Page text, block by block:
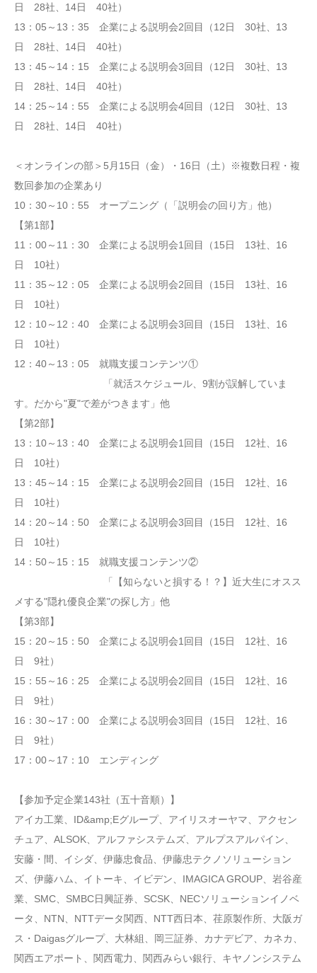
日 28社、14日 40社）
13：05～13：35 企業による説明会2回目（12日 30社、13
日 28社、14日 40社）
13：45～14：15 企業による説明会3回目（12日 30社、13
日 28社、14日 40社）
14：25～14：55 企業による説明会4回目（12日 30社、13
日 28社、14日 40社）
＜オンラインの部＞5月15日（金）・16日（土）※複数日程・複
数回参加の企業あり
10：30～10：55 オープニング（「説明会の回り方」他）
【第1部】
11：00～11：30 企業による説明会1回目（15日 13社、16
日 10社）
11：35～12：05 企業による説明会2回目（15日 13社、16
日 10社）
12：10～12：40 企業による説明会3回目（15日 13社、16
日 10社）
12：40～13：05 就職支援コンテンツ①
「就活スケジュール、9割が誤解していま
す。だから"夏"で差がつきます」他
【第2部】
13：10～13：40 企業による説明会1回目（15日 12社、16
日 10社）
13：45～14：15 企業による説明会2回目（15日 12社、16
日 10社）
14：20～14：50 企業による説明会3回目（15日 12社、16
日 10社）
14：50～15：15 就職支援コンテンツ②
「【知らないと損する！？】近大生にオスス
メする"隠れ優良企業"の探し方」他
【第3部】
15：20～15：50 企業による説明会1回目（15日 12社、16
日 9社）
15：55～16：25 企業による説明会2回目（15日 12社、16
日 9社）
16：30～17：00 企業による説明会3回目（15日 12社、16
日 9社）
17：00～17：10 エンディング
【参加予定企業143社（五十音順）】
アイカ工業、ID&amp;Eグループ、アイリスオーヤマ、アクセン
チュア、ALSOK、アルファシステムズ、アルプスアルパイン、
安藤・間、イシダ、伊藤忠食品、伊藤忠テクノソリューション
ズ、伊藤ハム、イトーキ、イビデン、IMAGICA GROUP、岩谷産
業、SMC、SMBC日興証券、SCSK、NECソリューションイノベ
ータ、NTN、NTTデータ関西、NTT西日本、荏原製作所、大阪ガ
ス・Daigasグループ、大林組、岡三証券、カナデビア、カネカ、
関西エアポート、関西電力、関西みらい銀行、キヤノンシステム